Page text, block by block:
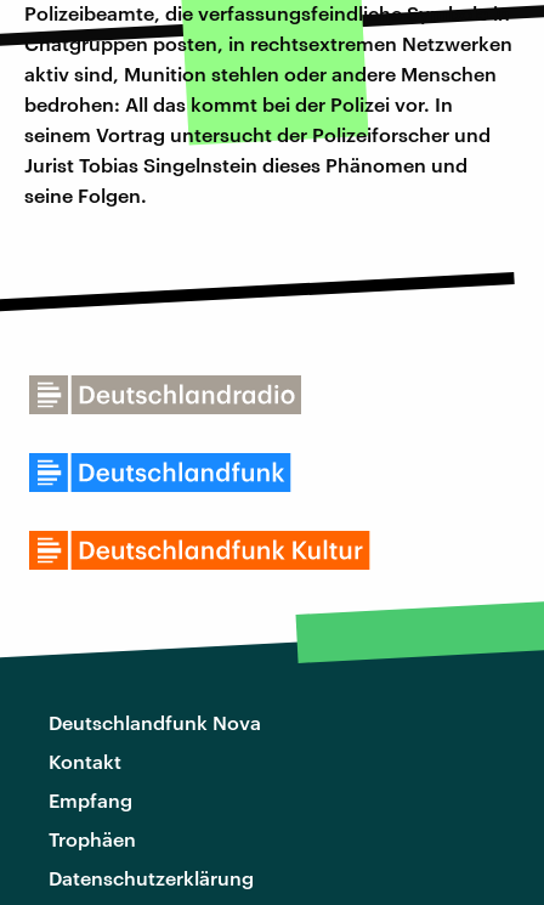
Polizeibeamte, die verfassungsfeindliche Symbole in
Chatgruppen posten, in rechtsextremen Netzwerken
aktiv sind, Munition stehlen oder andere Menschen
bedrohen: All das kommt bei der Polizei vor. In
seinem Vortrag untersucht der Polizeiforscher und
Jurist Tobias Singelnstein dieses Phänomen und
seine Folgen.
Deutschlandfunk Nova
Kontakt
Empfang
Trophäen
Datenschutzerklärung